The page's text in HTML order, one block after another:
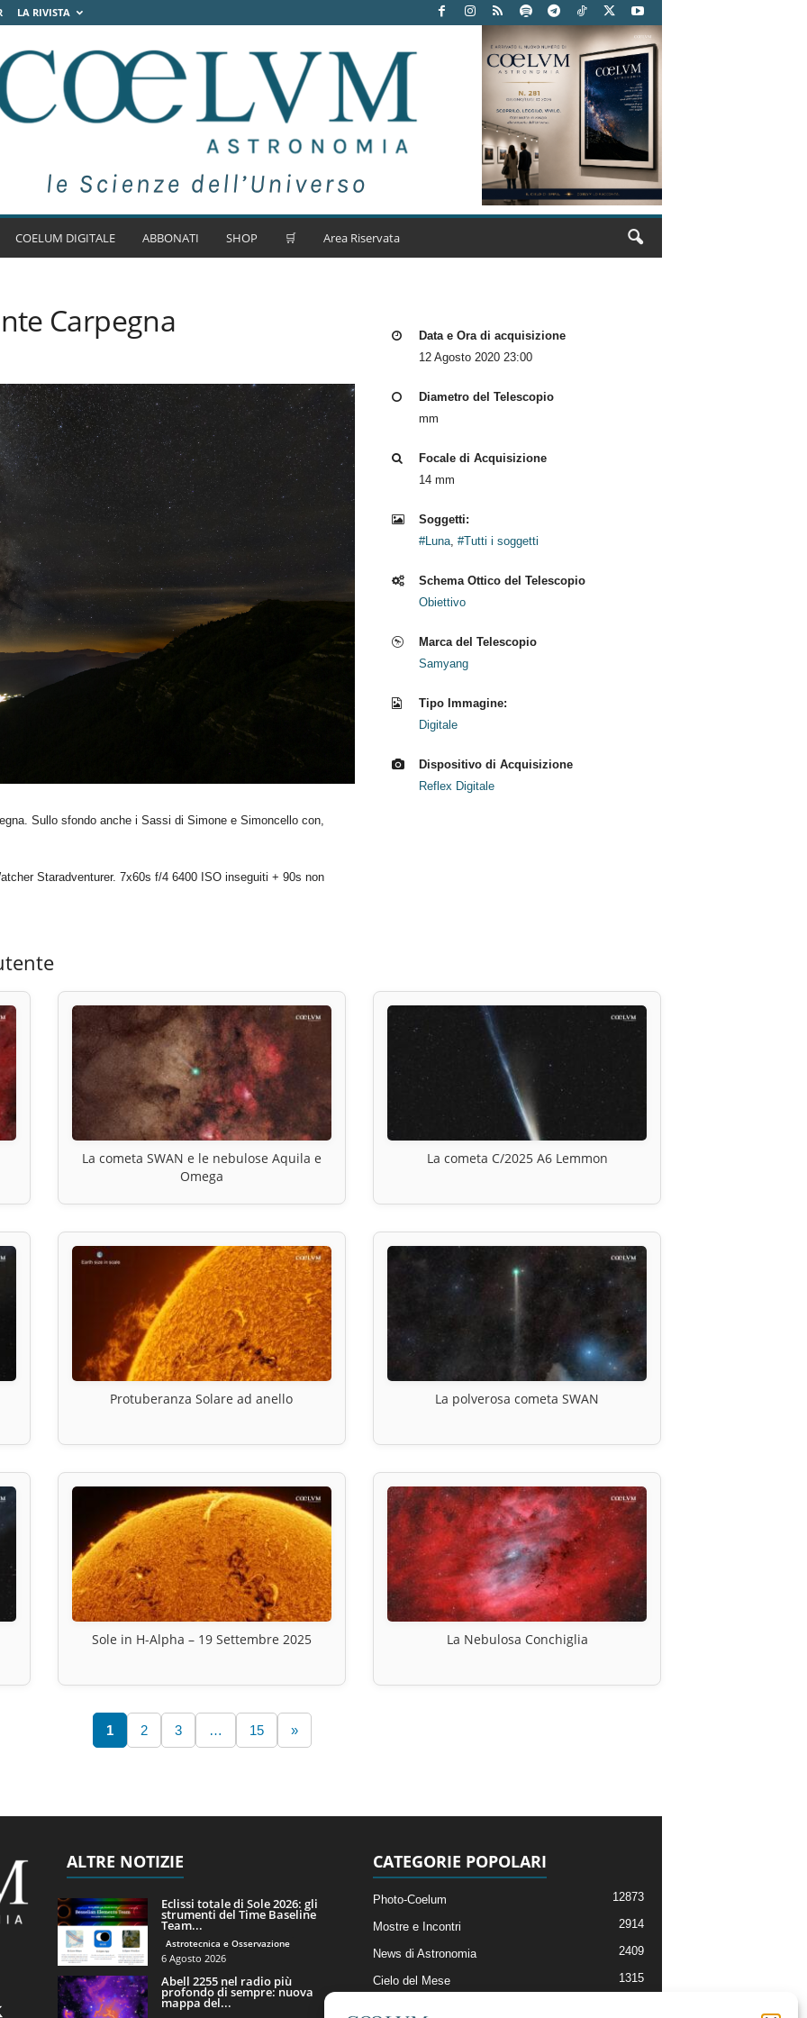
LA RIVISTA
COELUM DIGITALE ABBONATI SHOP 🛒 Area Riservata
Carpegna
Sullo sfondo anche i Sassi di Simone e Simoncello con,
Staradventurer. 7x60s f/4 6400 ISO inseguiti + 90s non
Data e Ora di acquisizione
12 Agosto 2020 23:00
Diametro del Telescopio
mm
Focale di Acquisizione
14 mm
Soggetti:
#Luna, #Tutti i soggetti
Schema Ottico del Telescopio
Obiettivo
Marca del Telescopio
Samyang
Tipo Immagine:
Digitale
Dispositivo di Acquisizione
Reflex Digitale
La cometa SWAN e le nebulose Aquila e
Omega
La cometa C/2025 A6 Lemmon
Protuberanza Solare ad anello La polverosa cometa SWAN
Sole in H-Alpha – 19 Settembre 2025 La Nebulosa Conchiglia
1 2 3 … 15 »
ALTRE NOTIZIE
Eclissi totale di Sole 2026: gli
strumenti del Time Baseline
Team...
Astrotecnica e Osservazione
6 Agosto 2026
Abell 2255 nel radio più
profondo di sempre: nuova
mappa del...
CATEGORIE POPOLARI
Photo-Coelum 12873
Mostre e Incontri 2914
News di Astronomia 2409
Cielo del Mese 1315